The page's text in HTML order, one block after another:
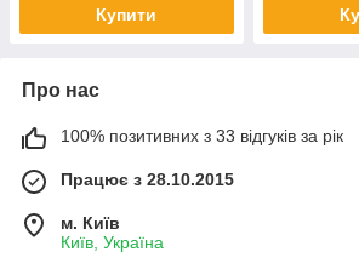
Купити
Про нас
100% позитивних з 33 відгуків за рік
Працює з 28.10.2015
м. Київ
Київ, Україна